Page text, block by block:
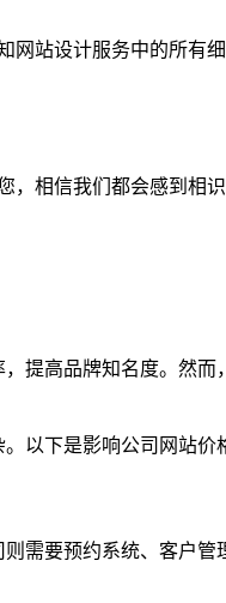
网站设计服务中的所有
，相信我们都会感到相
提高品牌知名度。然
以下是影响公司网站价
需要预约系统、客户